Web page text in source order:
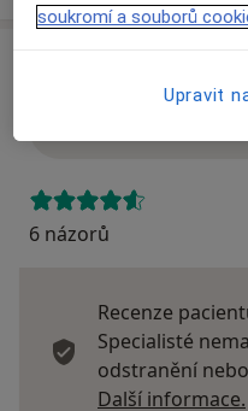
6 názorů
Recenze
Specialisté
odstranění
Další informace.
soukromí a souborů
Upravit